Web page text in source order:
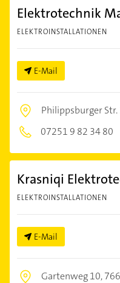
Elektrotechnik
ELEKTROINSTALLATIONEN
E-Mail
Philippsburger Str.
07251 9 82 34 80
Krasniqi
ELEKTROINSTALLATIONEN
E-Mail
Gartenweg 10,